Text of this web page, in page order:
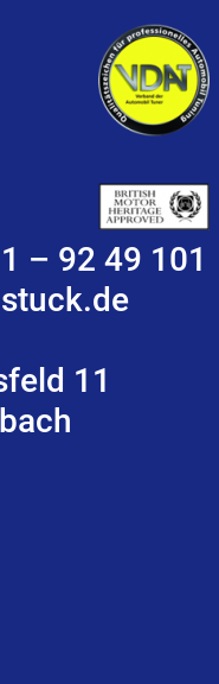
– 92 49 101
11